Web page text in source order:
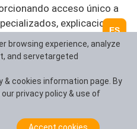
acceso único a
explicaciones
de transporte
organizamos
las oportunidades de
y la mejor guía
antigua, haciendo de
profundo que trasciende el
el núcleo histórico de la
ES
browsing experience, analyze
and servetargeted
& cookies information page. By
privacy policy & use of